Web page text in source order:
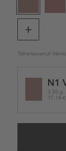
Tähelepanu!
variationN1
3.50 g
17,14